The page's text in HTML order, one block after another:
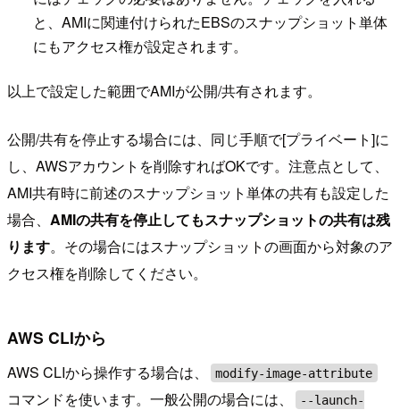
と、AMIに関連付けられたEBSのスナップショット単体
にもアクセス権が設定されます。
以上で設定した範囲でAMIが公開/共有されます。
公開/共有を停止する場合には、同じ手順で[プライベート]に
し、AWSアカウントを削除すればOKです。注意点として、
AMI共有時に前述のスナップショット単体の共有も設定した
場合、 AMIの共有を停止してもスナップショットの共有は残
ります。その場合にはスナップショットの画面から対象のア
クセス権を削除してください。
AWS CLIから
AWS CLIから操作する場合は、 modify-image-attribute
コマンドを使います。一般公開の場合には、
--launch-